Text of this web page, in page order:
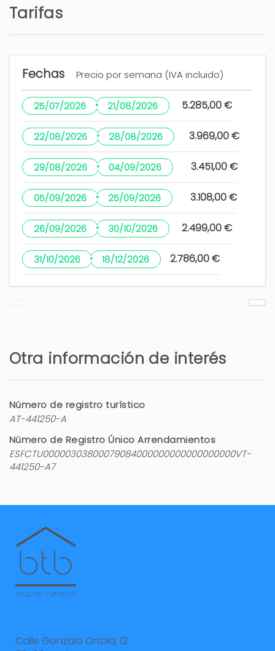
Nos ha faltado tener más papel higiénico ya que
fuera aportado de parte del alojamiento y las
luces de fuera de la piscina no funcionan sería
genial tener más luz en la zona de billar para
poder gastar esa zo
ver más
¿LE HA RESULTADO ÚTIL?
3 años
Hermosa villa en una
hermosa ubicación
totalmente equipada
Theodorus Marinus (Países Bajos)
Disfrutamos de una gran semana de vacaciones
en la villa con hijos y nietos. La villa es espaciosa,
¿LE HA RESULTADO ÚTIL?
4 años
Thanks a lot Theodorus!
Alojamiento Portichol
Ubicación de la casa, servicios de la casa,
proceso de contratación y atención del Ángeles
en BTB, distribución de la casa, recogida de llaves
en destino,
Tarifas
Fechas Precio por semana (IVA incluido)
25/07/2026 · 21/08/2026 5.285,00 €
22/08/2026 · 28/08/2026 3.969,00 €
29/08/2026 · 04/09/2026 3.451,00 €
05/09/2026 · 25/09/2026 3.108,00 €
26/09/2026 · 30/10/2026 2.499,00 €
31/10/2026 · 18/12/2026 2.786,00 €
Otra información de interés
Número de registro turístico
AT-441250-A
Número de Registro Único Arrendamientos
ESFCTU00000303800079084000000000000000000VT-
441250-A7
Calle Gonzalo Ortola, 12